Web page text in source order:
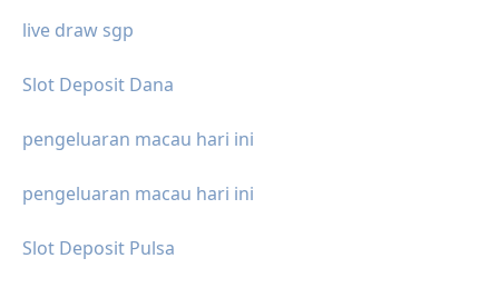
live draw sgp
Slot Deposit Dana
pengeluaran macau hari ini
pengeluaran macau hari ini
Slot Deposit Pulsa